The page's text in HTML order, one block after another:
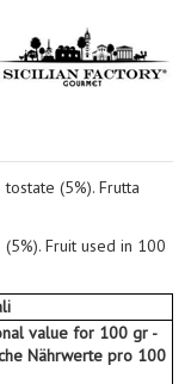
(5%). Frutta
Fruit used in 100
value for 100 gr -
Nährwerte pro 100